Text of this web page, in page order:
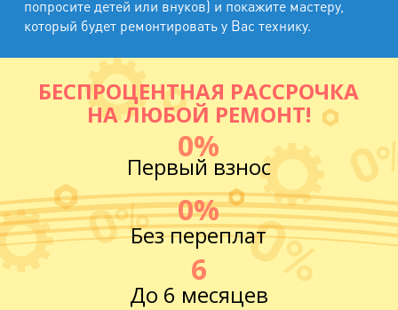
попросите детей или внуков) и покажите мастеру,
который будет ремонтировать у Вас технику.
БЕСПРОЦЕНТНАЯ РАССРОЧКА
НА ЛЮБОЙ РЕМОНТ!
0%
Первый взнос
0%
Без переплат
6
До 6 месяцев